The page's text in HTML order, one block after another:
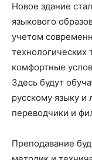
Новое здание
языкового
учетом
технологических
комфортные
Здесь будут
русскому языку и
переводчики и
Преподавание